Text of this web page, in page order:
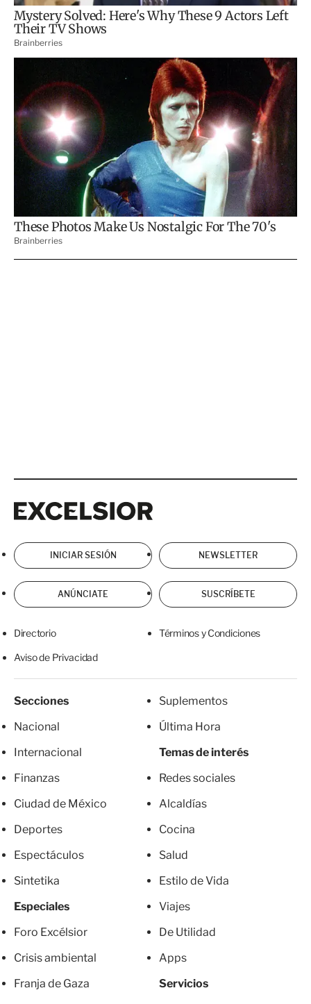
INICIAR SESIÓN NEWSLETTER
ANÚNCIATE SUSCRÍBETE
Directorio Términos y Condiciones
Aviso de Privacidad
Secciones
Nacional
Internacional
Finanzas
Ciudad de México
Deportes
Espectáculos
Sintetika
Especiales
Foro Excélsior
Crisis ambiental
Franja de Gaza
Suplementos
Última Hora
Temas de interés
Redes sociales
Alcaldías
Cocina
Salud
Estilo de Vida
Viajes
De Utilidad
Apps
Servicios